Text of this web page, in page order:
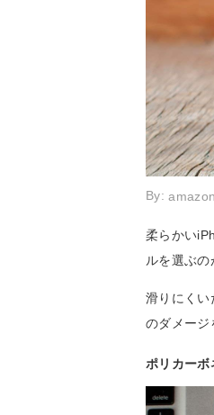
By:
柔らかい
ルを選ぶの
滑りにくい
のダメージ
ポリカーボ